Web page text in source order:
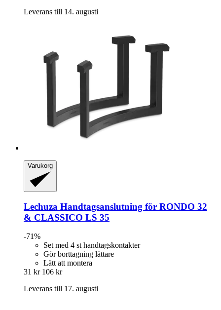
Leverans till 14. augusti
Varukorg
Lechuza Handtagsanslutning för RONDO 32
& CLASSICO LS 35
-71%
Set med 4 st handtagskontakter
Gör borttagning lättare
Lätt att montera
31 kr 106 kr
Leverans till 17. augusti